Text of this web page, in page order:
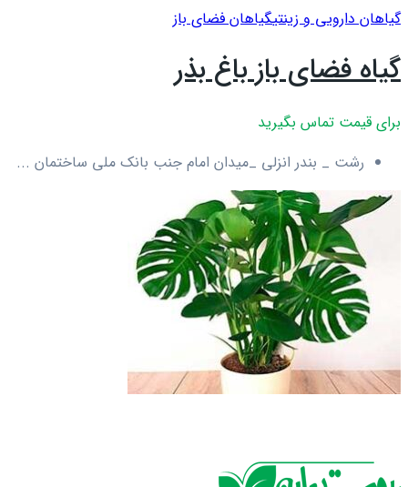
گیاهان دارویی و زینتیگیاهان فضای باز
گیاه فضای باز باغ بذر
برای قیمت تماس بگیرید
رشت _ بندر انزلی _میدان امام جنب بانک ملی ساختمان ...